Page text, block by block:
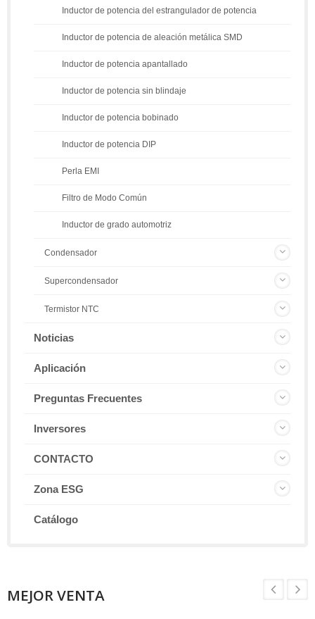
Inductor de potencia del estrangulador de potencia
Inductor de potencia de aleación metálica SMD
Inductor de potencia apantallado
Inductor de potencia sin blindaje
Inductor de potencia bobinado
Inductor de potencia DIP
Perla EMI
Filtro de Modo Común
Inductor de grado automotriz
Condensador
Supercondensador
Termistor NTC
Noticias
Aplicación
Preguntas Frecuentes
Inversores
CONTACTO
Zona ESG
Catálogo
MEJOR VENTA